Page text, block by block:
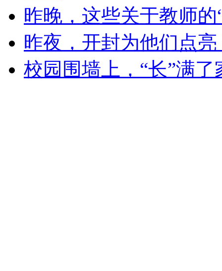
昨晚，这些关于教师
昨夜，开封为他们点亮
校园围墙上，“长”满了